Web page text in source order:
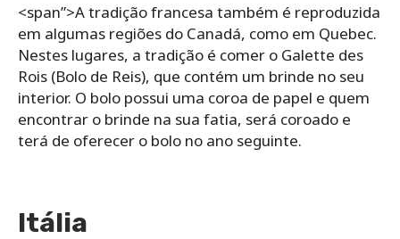
<span”>A tradição francesa também é reproduzida
em algumas regiões do Canadá, como em Quebec.
Nestes lugares, a tradição é comer o Galette des
Rois (Bolo de Reis), que contém um brinde no seu
interior. O bolo possui uma coroa de papel e quem
encontrar o brinde na sua fatia, será coroado e
terá de oferecer o bolo no ano seguinte.
Itália